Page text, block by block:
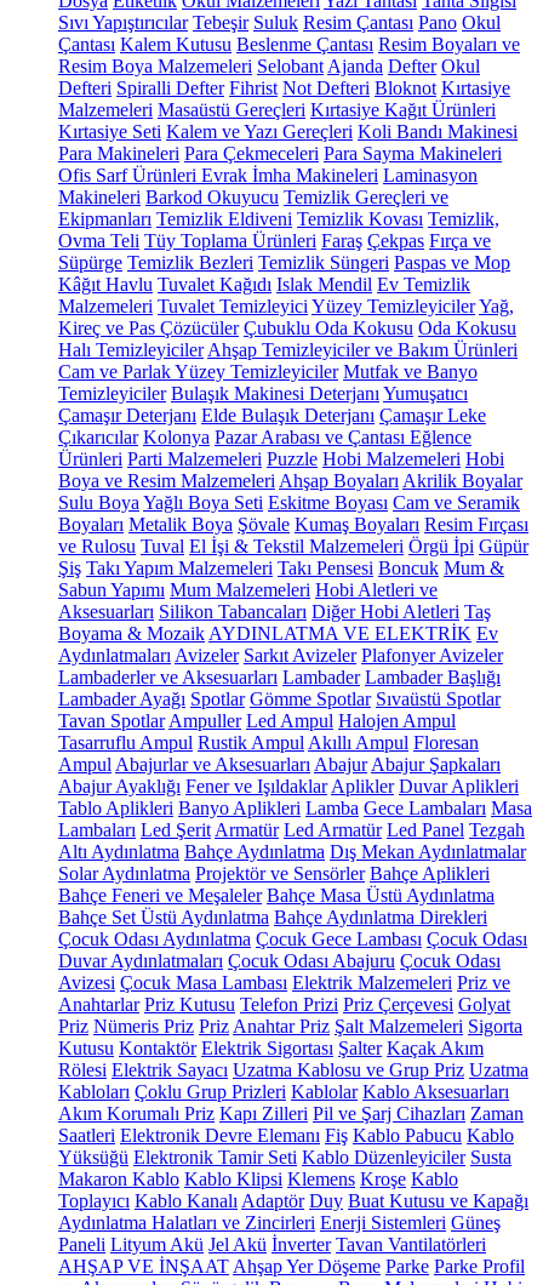
Sıvı Yapıştırıcılar Tebeşir Suluk Resim Çantası Pano Okul
Çantası Kalem Kutusu Beslenme Çantası Resim Boyaları ve
Resim Boya Malzemeleri Selobant Ajanda Defter Okul
Defteri Spiralli Defter Fihrist Not Defteri Bloknot Kırtasiye
Malzemeleri Masaüstü Gereçleri Kırtasiye Kağıt Ürünleri
Kırtasiye Seti Kalem ve Yazı Gereçleri Koli Bandı Makinesi
Para Makineleri Para Çekmeceleri Para Sayma Makineleri
Ofis Sarf Ürünleri Evrak İmha Makineleri Laminasyon
Makineleri Barkod Okuyucu Temizlik Gereçleri ve
Ekipmanları Temizlik Eldiveni Temizlik Kovası Temizlik,
Ovma Teli Tüy Toplama Ürünleri Faraş Çekpas Fırça ve
Süpürge Temizlik Bezleri Temizlik Süngeri Paspas ve Mop
Kâğıt Havlu Tuvalet Kağıdı Islak Mendil Ev Temizlik
Malzemeleri Tuvalet Temizleyici Yüzey TemizleyicilerYağ,
Kireç ve Pas Çözücüler Çubuklu Oda Kokusu Oda Kokusu
Halı Temizleyiciler Ahşap Temizleyiciler ve Bakım Ürünleri
Cam ve Parlak Yüzey Temizleyiciler Mutfak ve Banyo
Temizleyiciler Bulaşık Makinesi Deterjanı Yumuşatıcı
Çamaşır Deterjanı Elde Bulaşık Deterjanı Çamaşır Leke
Çıkarıcılar Kolonya Pazar Arabası ve Çantası Eğlence
Ürünleri Parti Malzemeleri Puzzle Hobi Malzemeleri Hobi
Boya ve Resim Malzemeleri Ahşap Boyaları Akrilik Boyalar
Sulu Boya Yağlı Boya Seti Eskitme Boyası Cam ve Seramik
Boyaları Metalik Boya Şövale Kumaş Boyaları Resim Fırçası
ve Rulosu Tuval El İşi & Tekstil Malzemeleri Örgü İpi Güpür
Şiş Takı Yapım Malzemeleri Takı Pensesi Boncuk Mum &
Sabun Yapımı Mum Malzemeleri Hobi Aletleri ve
Aksesuarları Silikon Tabancaları Diğer Hobi Aletleri Taş
Boyama & Mozaik AYDINLATMA VE ELEKTRİK Ev
Aydınlatmaları Avizeler Sarkıt Avizeler Plafonyer Avizeler
Lambaderler ve Aksesuarları Lambader Lambader Başlığı
Lambader Ayağı Spotlar Gömme Spotlar Sıvaüstü Spotlar
Tavan Spotlar Ampuller Led Ampul Halojen Ampul
Tasarruflu Ampul Rustik Ampul Akıllı Ampul Floresan
Ampul Abajurlar ve Aksesuarları Abajur Abajur Şapkaları
Abajur Ayaklığı Fener ve Işıldaklar Aplikler Duvar Aplikleri
Tablo Aplikleri Banyo Aplikleri Lamba Gece Lambaları Masa
Lambaları Led Şerit Armatür Led Armatür Led Panel Tezgah
Altı Aydınlatma Bahçe Aydınlatma Dış Mekan Aydınlatmalar
Solar Aydınlatma Projektör ve Sensörler Bahçe Aplikleri
Bahçe Feneri ve Meşaleler Bahçe Masa Üstü Aydınlatma
Bahçe Set Üstü Aydınlatma Bahçe Aydınlatma Direkleri
Çocuk Odası Aydınlatma Çocuk Gece Lambası Çocuk Odası
Duvar Aydınlatmaları Çocuk Odası Abajuru Çocuk Odası
Avizesi Çocuk Masa Lambası Elektrik Malzemeleri Priz ve
Anahtarlar Priz Kutusu Telefon Prizi Priz Çerçevesi Golyat
Priz Nümeris Priz Priz Anahtar Priz Şalt Malzemeleri Sigorta
Kutusu Kontaktör Elektrik Sigortası Şalter Kaçak Akım
Rölesi Elektrik Sayacı Uzatma Kablosu ve Grup Priz Uzatma
Kabloları Çoklu Grup Prizleri Kablolar Kablo Aksesuarları
Akım Korumalı Priz Kapı Zilleri Pil ve Şarj Cihazları Zaman
Saatleri Elektronik Devre Elemanı Fiş Kablo Pabucu Kablo
Yüksüğü Elektronik Tamir Seti Kablo Düzenleyiciler Susta
Makaron Kablo Kablo Klipsi Klemens Kroşe Kablo
Toplayıcı Kablo Kanalı Adaptör Duy Buat Kutusu ve Kapağı
Aydınlatma Halatları ve Zincirleri Enerji Sistemleri Güneş
Paneli Lityum Akü Jel Akü İnverter Tavan Vantilatörleri
AHŞAP VE İNŞAAT Ahşap Yer Döşeme Parke Parke Profil